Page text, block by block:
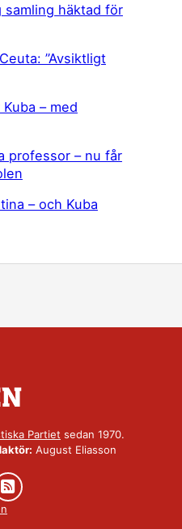
samling häktad för
”Avsiktligt
– med
professor – nu får
– och Kuba
Partiet sedan 1970.
August Eliasson